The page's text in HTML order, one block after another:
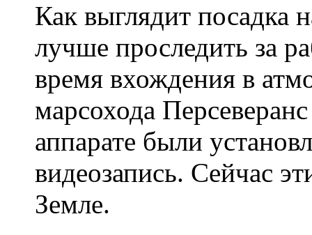
Как выглядит посадка
лучше проследить за
время вхождения в
марсохода
аппарате были
видеозапись. Сейчас
Земле.